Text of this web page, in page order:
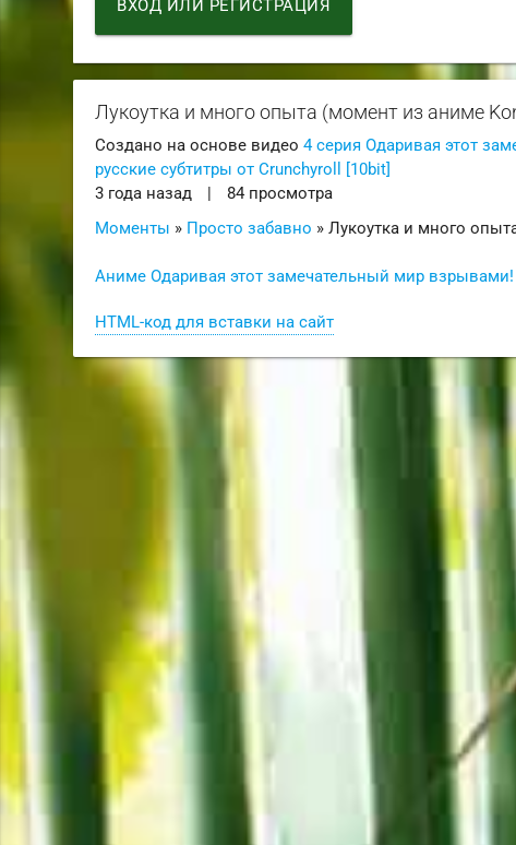
ВХОД ИЛИ РЕГИСТРАЦИЯ
Лукоутка и много опыта (момент из аниме
Создано на основе видео4 серия Одаривая этот
русские субтитры от Crunchyroll [10bit]
3 года назад
|
84 просмотра
Моменты » Просто забавно » Лукоутка и много
Аниме Одаривая этот замечательный мир
HTML-код для вставки на сайт